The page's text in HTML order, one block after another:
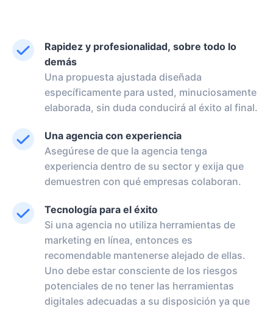
Rapidez y profesionalidad, sobre todo lo
demás
Una propuesta ajustada diseñada
específicamente para usted, minuciosamente
elaborada, sin duda conducirá al éxito al final.
Una agencia con experiencia
Asegúrese de que la agencia tenga
experiencia dentro de su sector y exija que
demuestren con qué empresas colaboran.
Tecnología para el éxito
Si una agencia no utiliza herramientas de
marketing en línea, entonces es
recomendable mantenerse alejado de ellas.
Uno debe estar consciente de los riesgos
potenciales de no tener las herramientas
digitales adecuadas a su disposición ya que